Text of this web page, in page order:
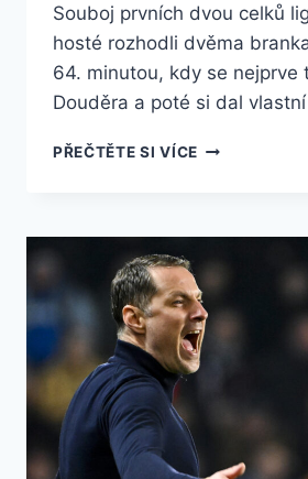
Souboj prvních dvou celků
hosté rozhodli dvěma
64. minutou, kdy se nejprve
Douděra a poté si dal
PŘEČTĚTE SI VÍCESLAVIA
NA
VYHRÁLA
2:0